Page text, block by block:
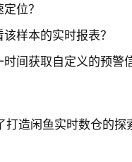
位？
样本的实时报表？
间获取自定义的预警
造闲鱼实时数仓的探